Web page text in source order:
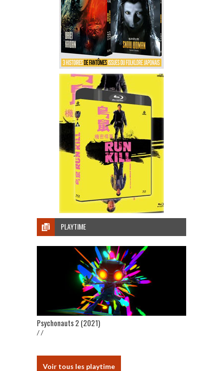
PLAYTIME
Psychonauts 2 (2021)
/ /
Voir tous les playtime